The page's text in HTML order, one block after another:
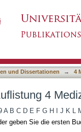
und Dissertationen → 4
4
A B C D E F G H J K L
geben Sie die ersten